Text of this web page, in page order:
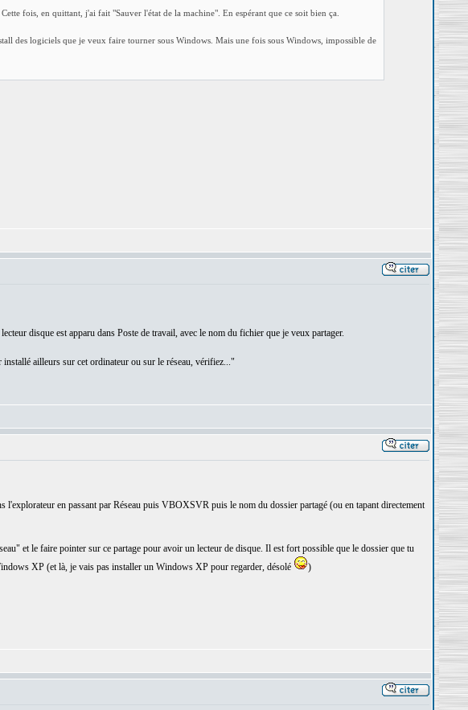
fois, en quittant, j'ai fait "Sauver l'état de la machine". En espérant que ce soit bien ça.
des logiciels que je veux faire tourner sous Windows. Mais une fois sous Windows, impossible de
disque est apparu dans Poste de travail, avec le nom du fichier que je veux partager.
ailleurs sur cet ordinateur ou sur le réseau, vérifiez..."
en passant par Réseau puis VBOXSVR puis le nom du dossier partagé (ou en tapant directement
et le faire pointer sur ce partage pour avoir un lecteur de disque. Il est fort possible que le dossier que tu
XP (et là, je vais pas installer un Windows XP pour regarder, désolé
)